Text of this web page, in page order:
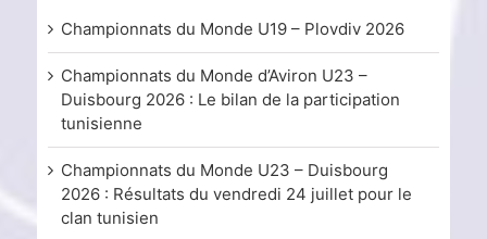
Championnats du Monde U19 – Plovdiv 2026
Championnats du Monde d’Aviron U23 –
Duisbourg 2026 : Le bilan de la participation
tunisienne
Championnats du Monde U23 – Duisbourg
2026 : Résultats du vendredi 24 juillet pour le
clan tunisien